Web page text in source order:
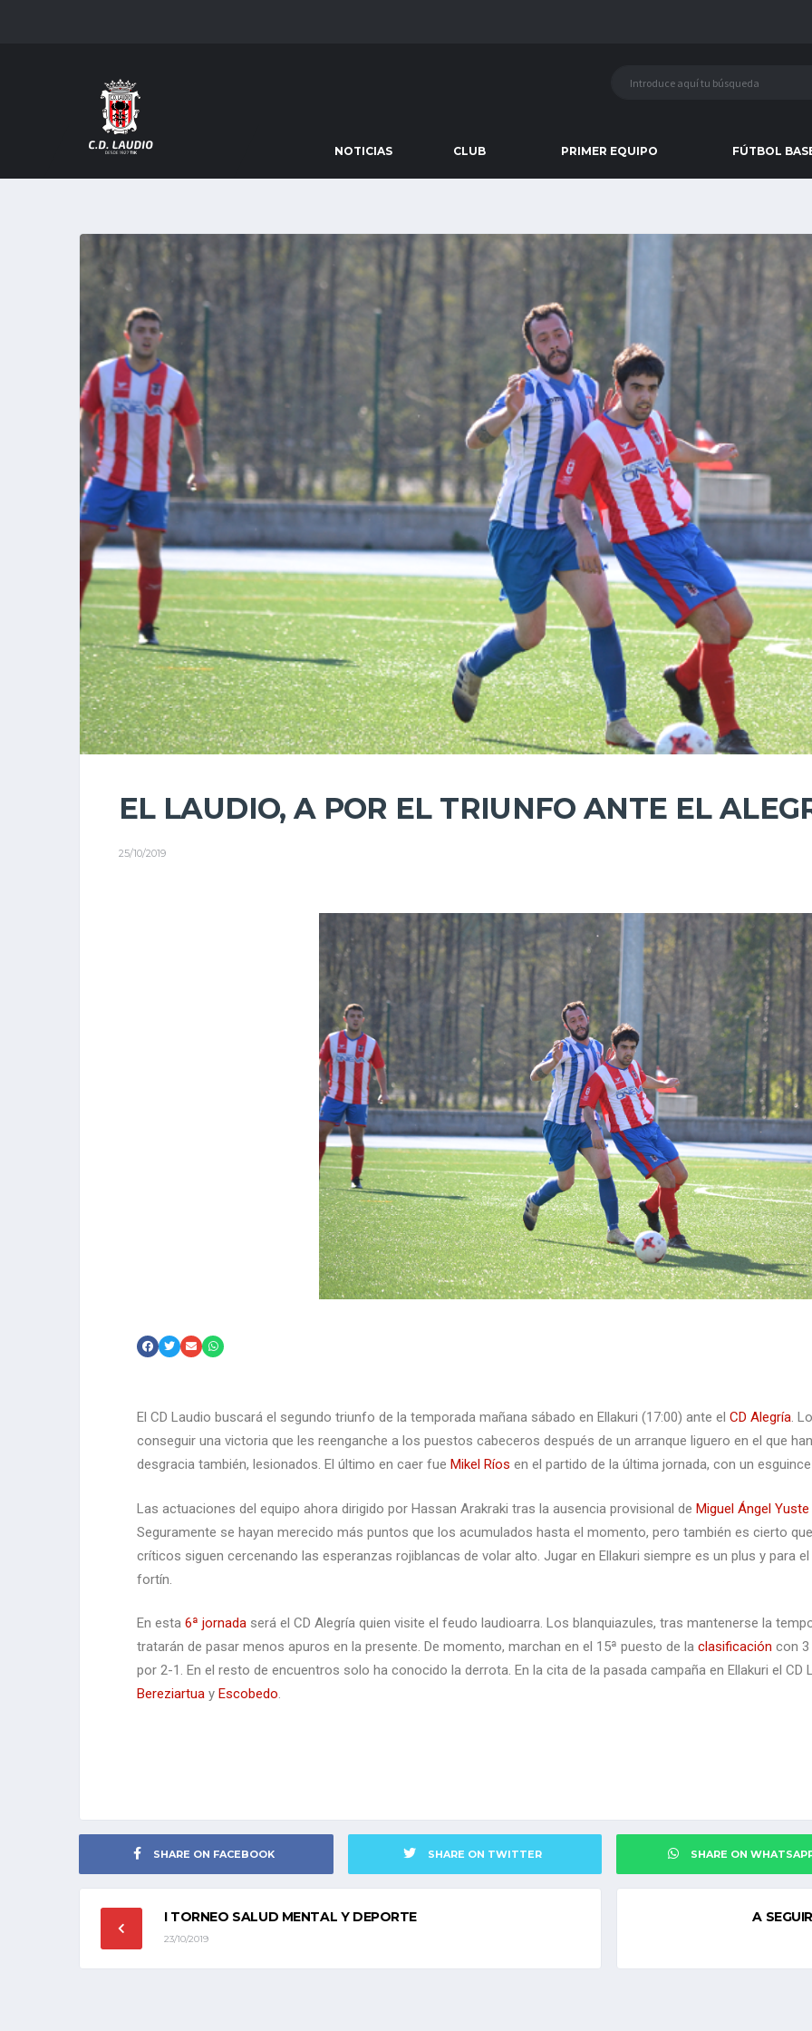
NOTICIAS CLUB PRIMER EQUIPO FÚTBOL
EL LAUDIO, A POR EL TRIUNFO ANTE EL
25/10/2019
El CD Laudio buscará el segundo triunfo de la temporada mañana sábado en Ellakuri (17:00) ante el CD Alegría.
conseguir una victoria que les reenganche a los puestos cabeceros después de un arranque liguero en el que
desgracia también, lesionados. El último en caer fue Mikel Ríos en el partido de la última jornada, con un
Las actuaciones del equipo ahora dirigido por Hassan Arakraki tras la ausencia provisional de Miguel Ángel Yuste
Seguramente se hayan merecido más puntos que los acumulados hasta el momento, pero también es cierto
críticos siguen cercenando las esperanzas rojiblancas de volar alto. Jugar en Ellakuri siempre es un plus y para
fortín.
En esta 6ª jornada será el CD Alegría quien visite el feudo laudioarra. Los blanquiazules, tras mantenerse la
tratarán de pasar menos apuros en la presente. De momento, marchan en el 15ª puesto de la clasificación con
por 2-1. En el resto de encuentros solo ha conocido la derrota. En la cita de la pasada campaña en Ellakuri el
Bereziartua y Escobedo.
SHARE ON FACEBOOK SHARE ON TWITTER SHARE ON
I TORNEO SALUD MENTAL Y DEPORTE
23/10/2019
A